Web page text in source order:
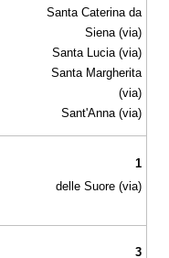
Santa Caterina da
Siena (via)
Santa Lucia (via)
Santa Margherita
(via)
Sant'Anna (via)
1
delle Suore (via)
3